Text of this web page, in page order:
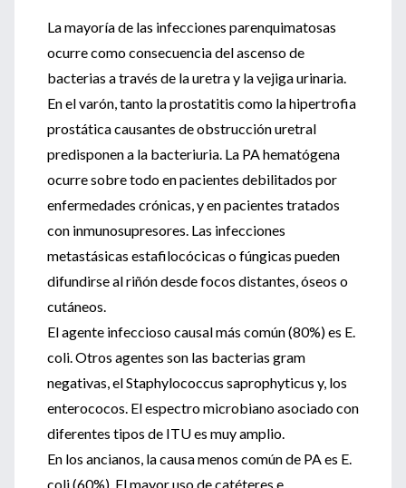
La mayoría de las infecciones parenquimatosas
ocurre como consecuencia del ascenso de
bacterias a través de la uretra y la vejiga urinaria.
En el varón, tanto la prostatitis como la hipertrofia
prostática causantes de obstrucción uretral
predisponen a la bacteriuria. La PA hematógena
ocurre sobre todo en pacientes debilitados por
enfermedades crónicas, y en pacientes tratados
con inmunosupresores. Las infecciones
metastásicas estafilocócicas o fúngicas pueden
difundirse al riñón desde focos distantes, óseos o
cutáneos.
El agente infeccioso causal más común (80%) es E.
coli. Otros agentes son las bacterias gram
negativas, el Staphylococcus saprophyticus y, los
enterococos. El espectro microbiano asociado con
diferentes tipos de ITU es muy amplio.
En los ancianos, la causa menos común de PA es E.
coli (60%) El mayor uso de catéteres e